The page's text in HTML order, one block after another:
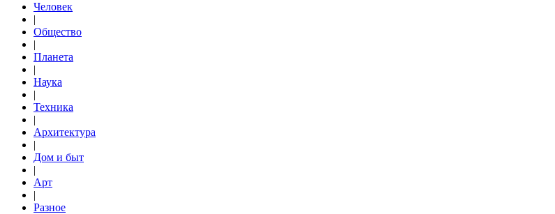
Человек
|
Общество
|
Планета
|
Наука
|
Техника
|
Архитектура
|
Дом и быт
|
Арт
|
Разное